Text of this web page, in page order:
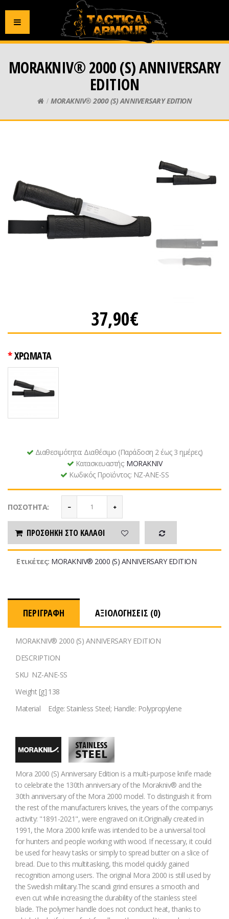
MORAKNIV® 2000 (S) ANNIVERSARY
EDITION
MORAKNIV® 2000 (S) ANNIVERSARY EDITION
37,90€
ΧΡΩΜΑΤΑ
Διαθεσιμότητα: Διαθέσιμο (Παράδοση 2 έως 3 ημέρες)
Κατασκευαστής: MORAKNIV
Κωδικός Προϊόντος: NZ-ANE-SS
ΠΟΣΌΤΗΤΑ:
ΠΡΟΣΘΉΚΗ ΣΤΟ ΚΑΛΆΘΙ
Ετικέτες: MORAKNIV® 2000 (S) ANNIVERSARY EDITION
ΠΕΡΙΓΡΑΦΉ ΑΞΙΟΛΟΓΉΣΕΙΣ (0)
MORAKNIV® 2000 (S) ANNIVERSARY EDITION
DESCRIPTION
SKU NZ-ANE-SS
Weight [g] 138
Material
Edge: Stainless Steel; Handle: Polypropylene
Mora 2000 (S) Anniversary Edition is a multi-purpose knife made
to celebrate the 130th anniversary of the Morakniv® and the
30th anniversary of the Mora 2000 model. To distinguish it from
the rest of the manufacturers knives, the years of the companys
activity: "1891-2021", were engraved on it.Originally created in
1991, the Mora 2000 knife was intended to be a universal tool
for hunters and people working with wood. If necessary, it could
be used for heavy tasks or simply to spread butter on a slice of
bread. Due to this multitasking, this model quickly gained
recognition among users. The original Mora 2000 is still used by
the Swedish military.The scandi grind ensures a smooth and
even cut while increasing the durability of the stainless steel
blade. The polymer handle does not conduct heat, thanks to